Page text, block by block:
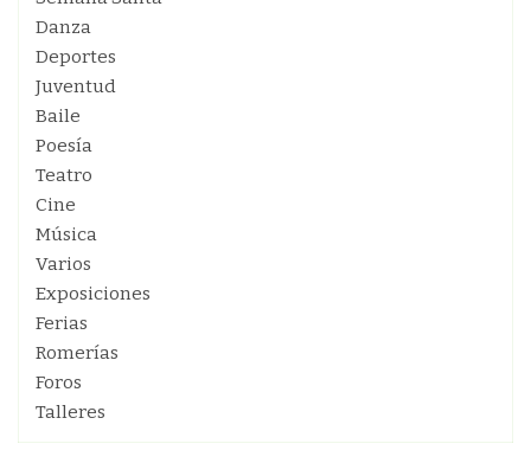
Danza
Deportes
Juventud
Baile
Poesía
Teatro
Cine
Música
Varios
Exposiciones
Ferias
Romerías
Foros
Talleres